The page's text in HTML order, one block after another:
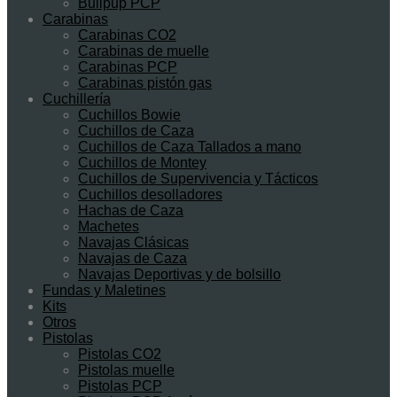
Bullpup PCP
Carabinas
Carabinas CO2
Carabinas de muelle
Carabinas PCP
Carabinas pistón gas
Cuchillería
Cuchillos Bowie
Cuchillos de Caza
Cuchillos de Caza Tallados a mano
Cuchillos de Montey
Cuchillos de Supervivencia y Tácticos
Cuchillos desolladores
Hachas de Caza
Machetes
Navajas Clásicas
Navajas de Caza
Navajas Deportivas y de bolsillo
Fundas y Maletines
Kits
Otros
Pistolas
Pistolas CO2
Pistolas muelle
Pistolas PCP